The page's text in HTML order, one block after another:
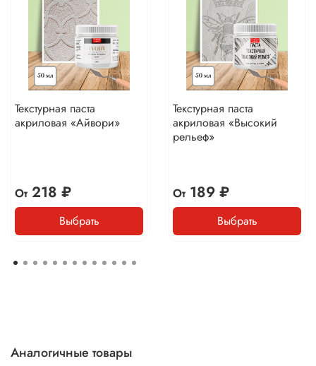
Текстурная паста
акриловая «Айвори»
От218 ₽
Выбрать
Текстурная паста
акриловая «Высокий
рельеф»
От189 ₽
Выбрать
Аналогичные товары